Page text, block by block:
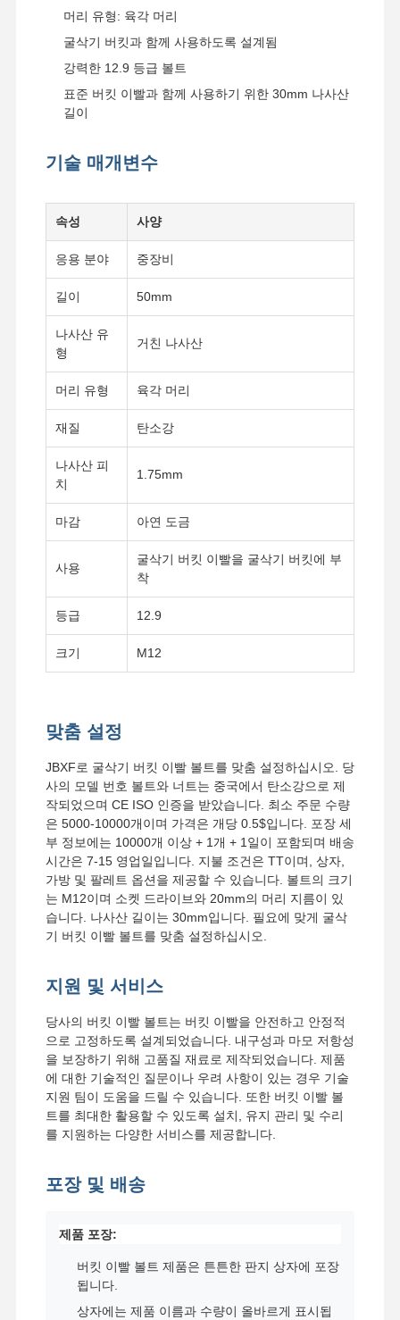
머리 유형: 육각 머리
굴삭기 버킷과 함께 사용하도록 설계됨
강력한 12.9 등급 볼트
표준 버킷 이빨과 함께 사용하기 위한 30mm 나사산
길이
기술 매개변수
속성 사양
응용 분야 중장비
길이 50mm
나사산 유
형
거친 나사산
머리 유형 육각 머리
재질 탄소강
나사산 피
치
1.75mm
마감 아연 도금
사용
굴삭기 버킷 이빨을 굴삭기 버킷에 부
착
등급 12.9
크기 M12
맞춤 설정
JBXF로 굴삭기 버킷 이빨 볼트를 맞춤 설정하십시오. 당
사의 모델 번호 볼트와 너트는 중국에서 탄소강으로 제
작되었으며 CE ISO 인증을 받았습니다. 최소 주문 수량
은 5000-10000개이며 가격은 개당 0.5$입니다. 포장 세
부 정보에는 10000개 이상 + 1개 + 1일이 포함되며 배송
시간은 7-15 영업일입니다. 지불 조건은 TT이며, 상자,
가방 및 팔레트 옵션을 제공할 수 있습니다. 볼트의 크기
는 M12이며 소켓 드라이브와 20mm의 머리 지름이 있
습니다. 나사산 길이는 30mm입니다. 필요에 맞게 굴삭
기 버킷 이빨 볼트를 맞춤 설정하십시오.
지원 및 서비스
당사의 버킷 이빨 볼트는 버킷 이빨을 안전하고 안정적
으로 고정하도록 설계되었습니다. 내구성과 마모 저항성
을 보장하기 위해 고품질 재료로 제작되었습니다. 제품
에 대한 기술적인 질문이나 우려 사항이 있는 경우 기술
지원 팀이 도움을 드릴 수 있습니다. 또한 버킷 이빨 볼
트를 최대한 활용할 수 있도록 설치, 유지 관리 및 수리
를 지원하는 다양한 서비스를 제공합니다.
포장 및 배송
제품 포장:
버킷 이빨 볼트 제품은 튼튼한 판지 상자에 포장
됩니다.
상자에는 제품 이름과 수량이 올바르게 표시됩